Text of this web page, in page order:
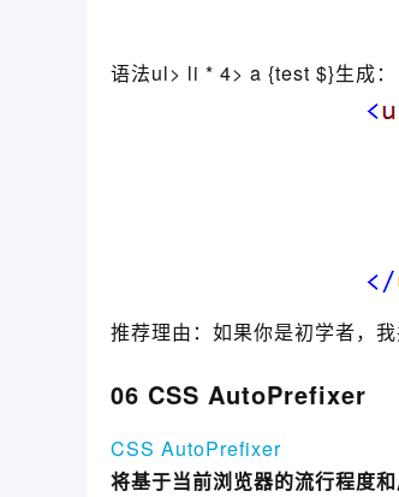
语法ul> li * 4> a {test $}生成：
推荐理由：如果你是初学者，
06 CSS AutoPrefixer
CSS AutoPrefixer
将基于当前浏览器的流行程度